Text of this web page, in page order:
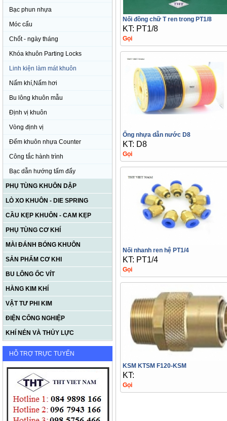
Bạc phun nhựa
Móc cẩu
Chốt - ngày tháng
Khóa khuôn Parting Locks
Linh kiện làm mát khuôn
Nấm khí,Nấm hơi
Bu lông khuôn mẫu
Định vị khuôn
Vòng định vị
Đếm khuôn nhựa Counter
Công tắc hành trình
Bạc dẫn hướng tấm đẩy
PHỤ TÙNG KHUÔN DẬP
LÒ XO KHUÔN - DIE SPRING
CẦU KẸP KHUÔN - CAM KẸP
PHỤ TÙNG CƠ KHÍ
MÀI ĐÁNH BÓNG KHUÔN
SẢN PHẨM CƠ KHI
BU LÔNG ỐC VÍT
HÀNG KIM KHÍ
VẬT TƯ PHI KIM
ĐIỆN CÔNG NGHIỆP
KHÍ NÉN VÀ THỦY LỰC
HỖ TRỢ TRỰC TUYẾN
Nối đồng chữ T ren trong PT1/8
KT: PT1/8
Gọi
Ống nhựa dẫn nước D8
KT: D8
Gọi
Nối nhanh ren hệ PT1/4
KT: PT1/4
Gọi
KSM KTSM F120-KSM
KT:
Gọi